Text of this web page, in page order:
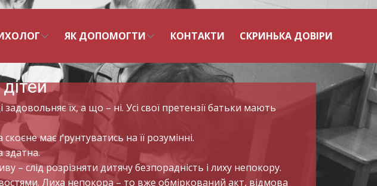
ЯК ДОПОМОГТИ КОНТАКТИ СКРИНЬКА ДОВІРИ
їх, а що – ні. Усі свої претензії батьки мають
має ґрунтуватись на її розумінні.
здатна.
слід розрізняти дитячу безпорадність і лиху непокору.
Лиха непокора – то вже обміркований акт, відмова